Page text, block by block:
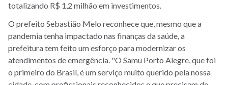
totalizando R$ 1,2 milhão em investimentos.
O prefeito Sebastião Melo reconhece que, mesmo que a
pandemia tenha impactado nas finanças da saúde, a
prefeitura tem feito um esforço para modernizar os
atendimentos de emergência. "O Samu Porto Alegre, que foi
o primeiro do Brasil, é um serviço muito querido pela nossa